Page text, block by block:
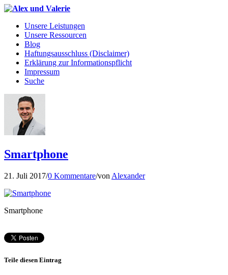
Unsere Leistungen
Unsere Ressourcen
Blog
Haftungsausschluss (Disclaimer)
Erklärung zur Informationspflicht
Impressum
Suche
Smartphone
21. Juli 2017/0 Kommentare/von Alexander
Smartphone
Teile diesen Eintrag